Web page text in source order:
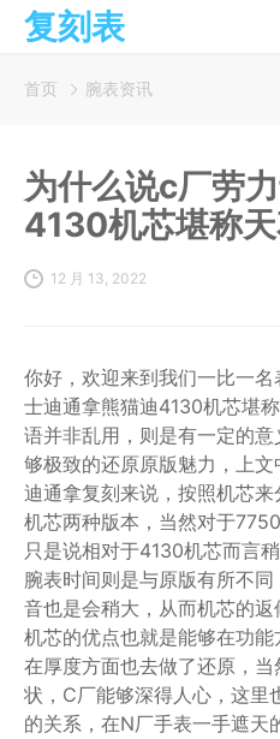
复刻表
首页 腕表资讯
为什么说c厂劳
4130机芯堪称天
12 月 13, 2022
你好，欢迎来到我们一比一
士迪通拿熊猫迪4130机芯堪
语并非乱用，则是有一定的
够极致的还原原版魅力，上
迪通拿复刻来说，按照机芯
机芯两种版本，当然对于
只是说相对于4130机芯而言
腕表时间则是与原版有所不
音也是会稍大，从而机芯的
机芯的优点也就是能够在功
在厚度方面也去做了还原，
状，C厂能够深得人心，这里
的关系，在N厂手表一手遮天